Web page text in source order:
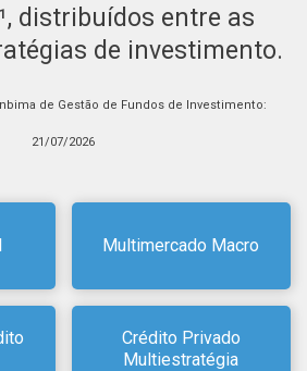
distribuídos entre as
de investimento.
de Gestão de Fundos de Investimento:
21/07/2026
Multimercado Macro
Crédito Privado
Multiestratégia